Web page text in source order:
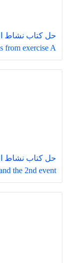
from exercise A.
the 2nd event.